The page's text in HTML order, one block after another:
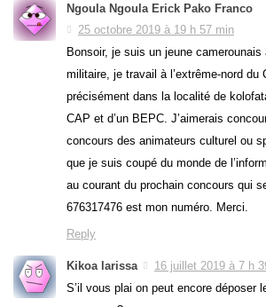
Ngoula Ngoula Erick Pako Franco
25 octobre 2019 à 19 h 57 min
Bonsoir, je suis un jeune
militaire, je travail à l’extrême-nord du
précisément dans la localité de
CAP et d’un BEPC. J’aimerais
concours des animateurs culturel ou
que je suis coupé du monde de
au courant du prochain concours qui
676317476 est mon numéro. Merci.
Reply
Kikoa larissa
16 juillet 2019 à 7 h
S’il vous plai on peut encore déposer